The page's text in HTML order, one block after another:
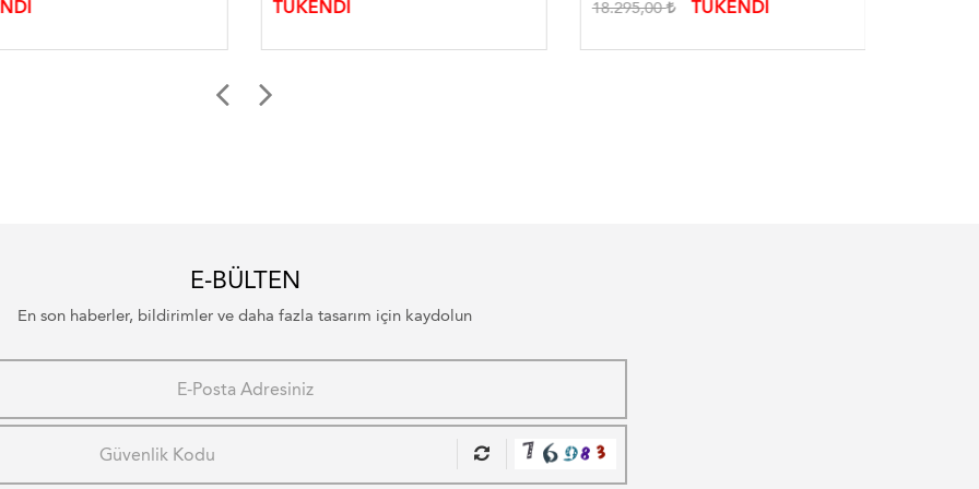
TÜKENDİ 18.295,00 TÜKENDİ
E-BÜLTEN
En son haberler, bildirimler ve daha fazla tasarım için kaydolun